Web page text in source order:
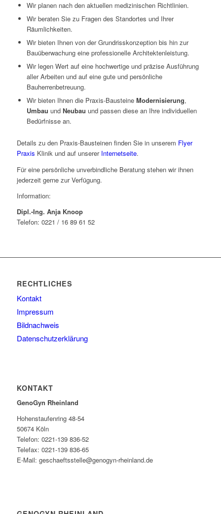
Wir planen nach den aktuellen medizinischen Richtlinien.
Wir beraten Sie zu Fragen des Standortes und Ihrer
Räumlichkeiten.
Wir bieten Ihnen von der Grundrisskonzeption bis hin zur
Bauüberwachung eine professionelle Architektenleistung.
Wir legen Wert auf eine hochwertige und präzise Ausführung
aller Arbeiten und auf eine gute und persönliche
Bauherrenbetreuung.
Wir bieten Ihnen die Praxis-Bausteine Modernisierung,
Umbau undNeubau und passen diese an Ihre individuellen
Bedürfnisse an.
Details zu den Praxis-Bausteinen finden Sie in unserem Flyer
Praxis Klinik und auf unsererInternetseite.
Für eine persönliche unverbindliche Beratung stehen wir ihnen
jederzeit gerne zur Verfügung.
Information:
Dipl.-Ing. Anja Knoop
Telefon: 0221 / 16 89 61 52
RECHTLICHES
Kontakt
Impressum
Bildnachweis
Datenschutzerklärung
KONTAKT
GenoGyn Rheinland
Hohenstaufenring 48-54
50674 Köln
Telefon: 0221-139 836-52
Telefax: 0221-139 836-65
E-Mail: geschaeftsstelle@genogyn-rheinland.de